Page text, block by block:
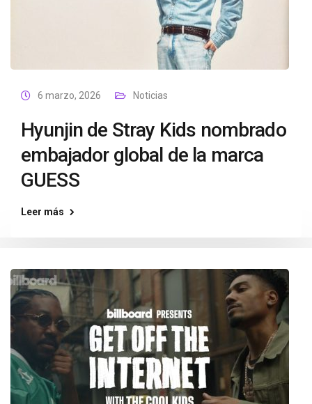
6 marzo, 2026 Noticias
Hyunjin de Stray Kids nombrado
embajador global de la marca
GUESS
Leer más